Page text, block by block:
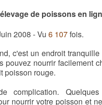
de poissons en
2008 - Vu 6 107fois.
c'est un endroit
pouvez nourrir facilement
poisson rouge.
complication.
nourrir votre poisson et